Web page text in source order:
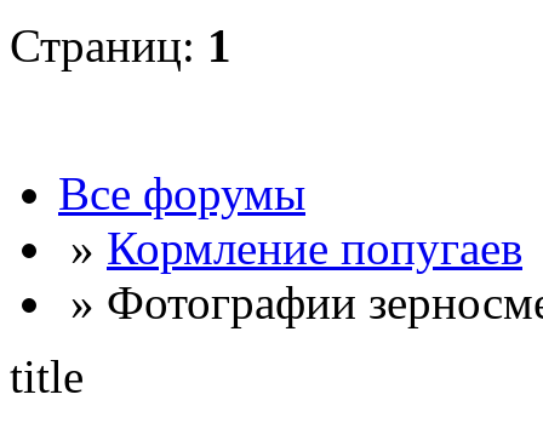
Страниц: 1
Все форумы
» Кормление попугаев
» Фотографии
title